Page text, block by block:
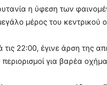
η ύφεση των
μέρος του κεντρικού
22:00, έγινε άρση της
για βαρέα